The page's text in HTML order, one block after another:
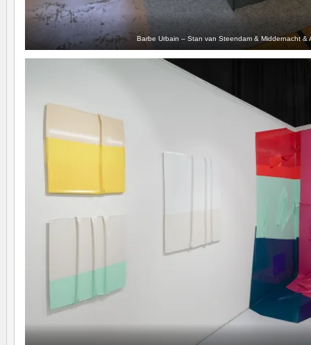
Barbe Urbain – Stan van Steendam & Middernacht &